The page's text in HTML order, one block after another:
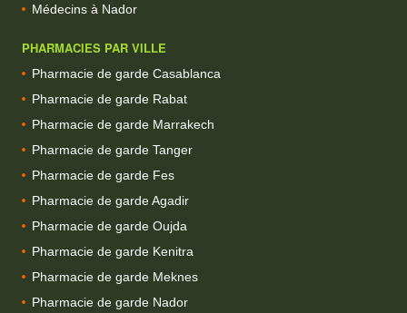
Médecins à Nador
PHARMACIES PAR VILLE
Pharmacie de garde Casablanca
Pharmacie de garde Rabat
Pharmacie de garde Marrakech
Pharmacie de garde Tanger
Pharmacie de garde Fes
Pharmacie de garde Agadir
Pharmacie de garde Oujda
Pharmacie de garde Kenitra
Pharmacie de garde Meknes
Pharmacie de garde Nador